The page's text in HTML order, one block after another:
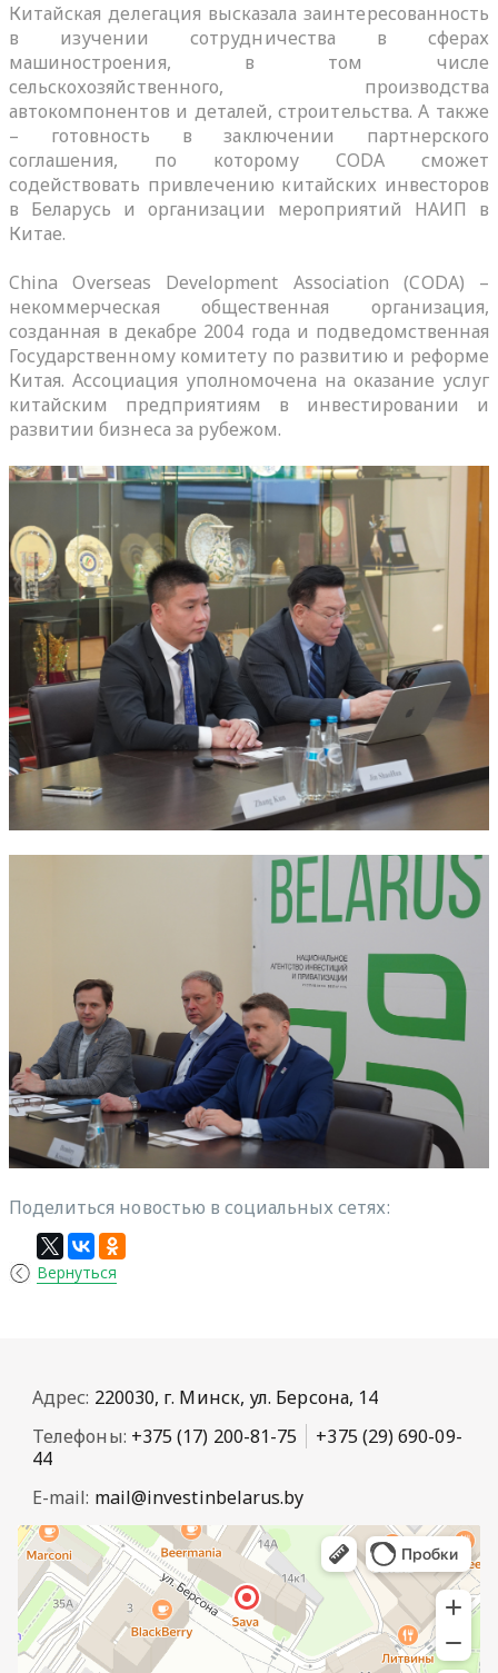
Китайская делегация высказала заинтересованность
в изучении сотрудничества в сферах
машиностроения, в том числе
сельскохозяйственного, производства
автокомпонентов и деталей, строительства. А также
– готовность в заключении партнерского
соглашения, по которому CODA сможет
содействовать привлечению китайских инвесторов
в Беларусь и организации мероприятий НАИП в
Китае.
China Overseas Development Association (CODA) –
некоммерческая общественная организация,
созданная в декабре 2004 года и подведомственная
Государственному комитету по развитию и реформе
Китая. Ассоциация уполномочена на оказание услуг
китайским предприятиям в инвестировании и
развитии бизнеса за рубежом.
Поделиться новостью в социальных сетях:
Вернуться
Адрес: 220030, г. Минск, ул. Берсона, 14
Телефоны: +375 (17) 200-81-75
+375 (29) 690-09-
44
E-mail: mail@investinbelarus.by